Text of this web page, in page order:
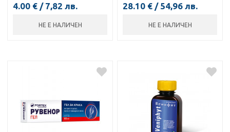
4.00 € / 7,82 лв.
НЕ Е НАЛИЧЕН
28.10 € / 54,96 лв.
НЕ Е НАЛИЧЕН